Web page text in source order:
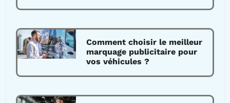
Comment choisir le meilleur
marquage publicitaire pour
vos véhicules ?